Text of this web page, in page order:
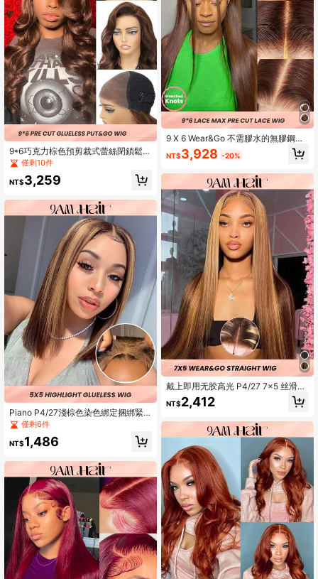
9*6巧克力棕色預剪裁式蕾絲閉鎖鬆波
人體波16-20英寸180%密度put&go
無膠前鬆綁蕾絲前短髮髮片,女士必備
僅剩10件
NT$3,259
Piano P4/27淺棕色染色綁定捆綁緊
貼5x5短髮玲瓏棱角人髮假髮,已預拉
和預剪鞋帶發結不必用膠水,180%髮
密度12-14英寸適合新手
僅剩6件
NT$1,486
9 X 6 Wear&Go 不需膠水的無膠鋼絲
網發絲直髮 22-28英寸人髮假髮 18
0％天然色系結網假髮 預拔除毛髮線
NT$3,928 -20%
戴上即用无胶高光 P4/27 7x5 丝滑直
发假发 人发 预拔 预剪 透明蕾丝闭合
假发 180% 密度 适合初学者
NT$2,412